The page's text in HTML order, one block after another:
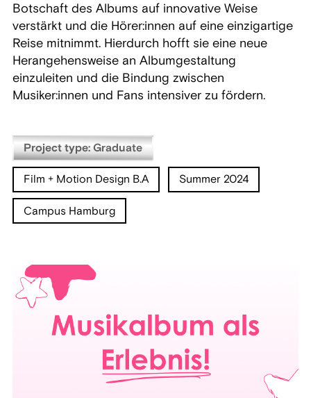
Botschaft des Albums auf innovative Weise
verstärkt und die Hörer:innen auf eine einzigartige
Reise mitnimmt. Hierdurch hofft sie eine neue
Herangehensweise an Albumgestaltung
einzuleiten und die Bindung zwischen
Musiker:innen und Fans intensiver zu fördern.
Project type: Graduate
Film + Motion Design B.A Summer 2024
Campus Hamburg